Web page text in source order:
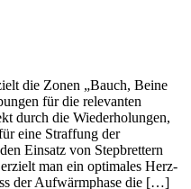
die Zonen „Bauch, Beine
für die relevanten
durch die Wiederholungen,
eine Straffung der
Einsatz von Stepbrettern
man ein optimales Herz-
der Aufwärmphase die […]